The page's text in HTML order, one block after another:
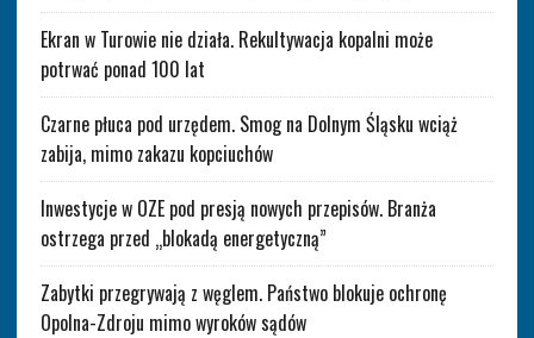
Ekran w Turowie nie działa. Rekultywacja kopalni może
potrwać ponad 100 lat
Czarne płuca pod urzędem. Smog na Dolnym Śląsku wciąż
zabija, mimo zakazu kopciuchów
Inwestycje w OZE pod presją nowych przepisów. Branża
ostrzega przed „blokadą energetyczną”
Zabytki przegrywają z węglem. Państwo blokuje ochronę
Opolna-Zdroju mimo wyroków sądów